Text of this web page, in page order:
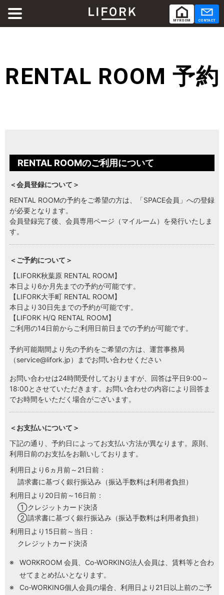
CONTACT
MY ROOM
SERVICE
RENTAL ROOM
RENTAL LOUNGE
LOCATIONS
AKIHABARA 秋葉原
AKIHABARA II 秋葉原Ⅱ
HARAJUKU
MINAMI AOYAMA
HISAYA ODORI 久屋大通
Nacasa & Partners
H/Q HARAJUKU QUEST
NEWS ニュース
SPACE MANAGEMENT
WITHyou WITHyou企画
RENTAL ROOM 予約
RENTAL ROOMのご利用について
＜会員登録について＞
RENTAL ROOMの予約をご希望の方は、「SPACE会員」への登録
が必要となります。
会員登録完了後、会員専用ページ（マイルーム）を発行いたしま
す。
＜ご予約について＞
【LIFORK秋葉原 RENTAL ROOM】
本日より6か月先までの予約が可能です。
【LIFORK大手町 RENTAL ROOM】
本日より30日先までの予約が可能です。
【LIFORK H/Q RENTAL ROOM】
ご利用の14日前からご利用日前日までの予約が可能です。
予約可能期間より先の予約をご希望の方は、運営事務局
（service@lifork.jp）までお問い合わせください
お問い合わせは24時間受付しておりますが、回答は平日9:00～
18:00とさせていただきます。お問い合わせの内容により回答ま
でお時間をいただく場合がございます。
＜お支払いについて＞
下記の通り、予約日によってお支払い方法が異なります。原則、
利用日前のお支払をお願いしております。
利用日より6ヵ月前～21日前：
請求書に基づく銀行振込み（振込手数料は利用者負担）
利用日より20日前～16日前：
クレジットカード決済
請求書に基づく銀行振込み（振込手数料は利用者負担）
利用日より15日前～当日：
クレジットカード決済
WORKROOM 会員、Co-WORKING法人会員は、賃料等と合わ
せてまとめ払いとなります。
Co-WORKING個人会員の場合、利用日より21日以上前のご予